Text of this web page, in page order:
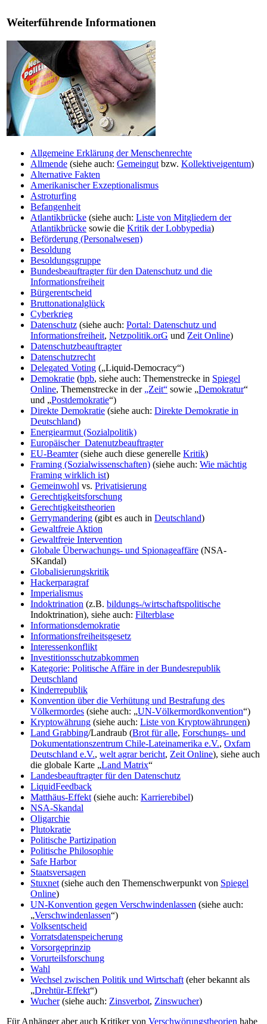
Weiterführende Informationen
Allgemeine Erklärung der Menschenrechte
Allmende (siehe auch: Gemeingut bzw. Kollektiveigentum)
Alternative Fakten
Amerikanischer Exzeptionalismus
Astroturfing
Befangenheit
Atlantikbrücke (siehe auch: Liste von Mitgliedern der
Atlantikbrücke sowie die Kritik der Lobbypedia)
Beförderung (Personalwesen)
Besoldung
Besoldungsgruppe
Bundesbeauftragter für den Datenschutz und die
Informationsfreiheit
Bürgerentscheid
Bruttonationalglück
Cyberkrieg
Datenschutz (siehe auch: Portal: Datenschutz und
Informationsfreiheit, Netzpolitik.orG und Zeit Online)
Datenschutzbeauftragter
Datenschutzrecht
Delegated Voting („Liquid-Democracy“)
Demokratie (bpb, siehe auch: Themenstrecke in Spiegel
Online, Themenstrecke in der „Zeit“ sowie „Demokratur“
und „Postdemokratie“)
Direkte Demokratie (siehe auch: Direkte Demokratie in
Deutschland)
Energiearmut (Sozialpolitik)
Europäischer_Datenutzbeauftragter
EU-Beamter(siehe auch diese generelle Kritik)
Framing (Sozialwissenschaften) (siehe auch: Wie mächtig
Framing wirklich ist)
Gemeinwohl vs. Privatisierung
Gerechtigkeitsforschung
Gerechtigkeitstheorien
Gerrymandering (gibt es auch in Deutschland)
Gewaltfreie Aktion
Gewaltfreie Intervention
Globale Überwachungs- und Spionageaffäre (NSA-
SKandal)
Globalisierungskritik
Hackerparagraf
Imperialismus
Indoktrination (z.B. bildungs-/wirtschaftspolitische
Indoktrination), siehe auch: Filterblase
Informationsdemokratie
Informationsfreiheitsgesetz
Interessenkonflikt
Investitionsschutzabkommen
Kategorie: Politische Affäre in der Bundesrepublik
Deutschland
Kinderrepublik
Konvention über die Verhütung und Bestrafung des
Völkermordes (siehe auch: „UN-Völkermordkonvention“)
Kryptowährung (siehe auch: Liste von Kryptowährungen)
Land Grabbing/Landraub (Brot für alle, Forschungs- und
Dokumentationszentrum Chile-Lateinamerika e.V., Oxfam
Deutschland e.V., welt agrar bericht, Zeit Online), siehe auch
die globale Karte „Land Matrix“
Landesbeauftragter für den Datenschutz
LiquidFeedback
Matthäus-Effekt (siehe auch: Karrierebibel)
NSA-Skandal
Oligarchie
Plutokratie
Politische Partizipation
Politische Philosophie
Safe Harbor
Staatsversagen
Stuxnet (siehe auch den Themenschwerpunkt von Spiegel
Online)
UN-Konvention gegen Verschwindenlassen (siehe auch:
„Verschwindenlassen“)
Volksentscheid
Vorratsdatenspeicherung
Vorsorgeprinzip
Vorurteilsforschung
Wahl
Wechsel zwischen Politik und Wirtschaft (eher bekannt als
„Drehtür-Effekt“)
Wucher(siehe auch: Zinsverbot, Zinswucher)
Für Anhänger aber auch Kritiker von Verschwörungstheorien habe